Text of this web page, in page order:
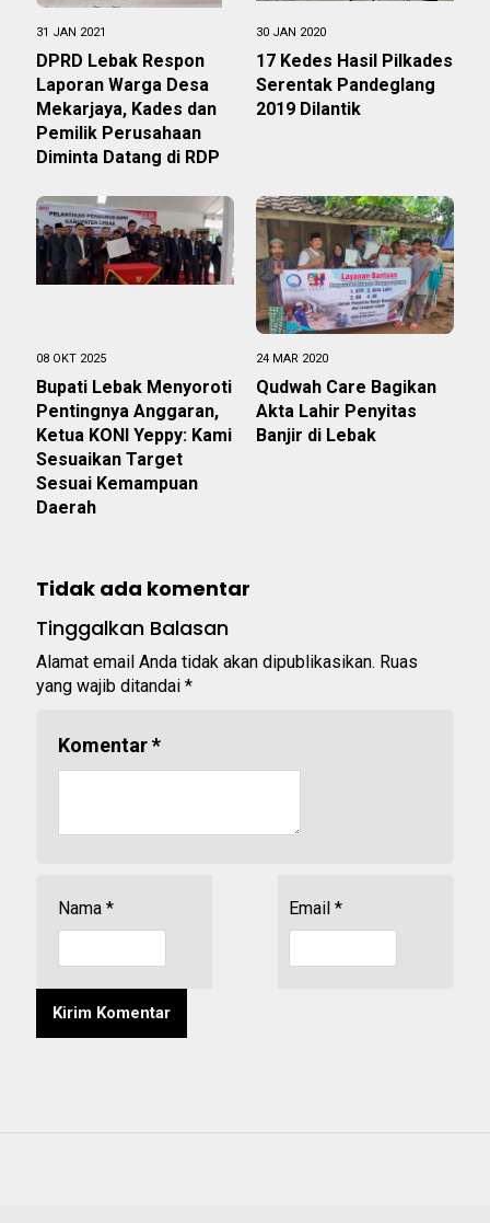
31 JAN 2021
DPRD Lebak Respon
Laporan Warga Desa
Mekarjaya, Kades dan
Pemilik Perusahaan
Diminta Datang di RDP
30 JAN 2020
17 Kedes Hasil Pilkades
Serentak Pandeglang
2019 Dilantik
08 OKT 2025
Bupati Lebak Menyoroti
Pentingnya Anggaran,
Ketua KONI Yeppy: Kami
Sesuaikan Target
Sesuai Kemampuan
Daerah
24 MAR 2020
Qudwah Care Bagikan
Akta Lahir Penyitas
Banjir di Lebak
Tidak ada komentar
Tinggalkan Balasan
Alamat email Anda tidak akan dipublikasikan. Ruas
yang wajib ditandai *
Komentar*
Nama * Email *